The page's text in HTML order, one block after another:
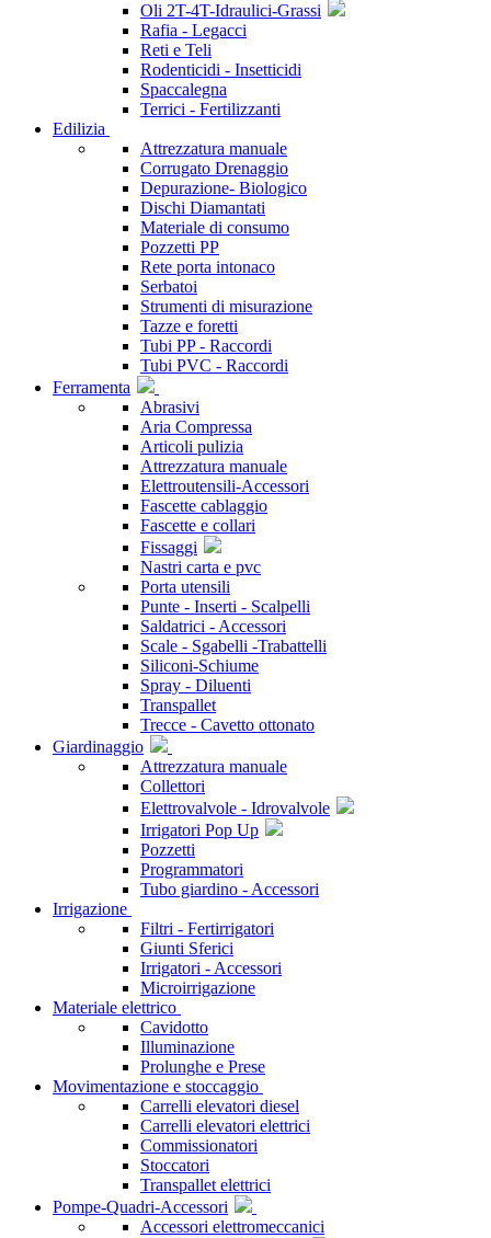
Oli 2T-4T-Idraulici-Grassi
Rafia - Legacci
Reti e Teli
Rodenticidi - Insetticidi
Spaccalegna
Terrici - Fertilizzanti
Edilizia
Attrezzatura manuale
Corrugato Drenaggio
Depurazione- Biologico
Dischi Diamantati
Materiale di consumo
Pozzetti PP
Rete porta intonaco
Serbatoi
Strumenti di misurazione
Tazze e foretti
Tubi PP - Raccordi
Tubi PVC - Raccordi
Ferramenta
Abrasivi
Aria Compressa
Articoli pulizia
Attrezzatura manuale
Elettroutensili-Accessori
Fascette cablaggio
Fascette e collari
Fissaggi
Nastri carta e pvc
Porta utensili
Punte - Inserti - Scalpelli
Saldatrici - Accessori
Scale - Sgabelli -Trabattelli
Siliconi-Schiume
Spray - Diluenti
Transpallet
Trecce - Cavetto ottonato
Giardinaggio
Attrezzatura manuale
Collettori
Elettrovalvole - Idrovalvole
Irrigatori Pop Up
Pozzetti
Programmatori
Tubo giardino - Accessori
Irrigazione
Filtri - Fertirrigatori
Giunti Sferici
Irrigatori - Accessori
Microirrigazione
Materiale elettrico
Cavidotto
Illuminazione
Prolunghe e Prese
Movimentazione e stoccaggio
Carrelli elevatori diesel
Carrelli elevatori elettrici
Commissionatori
Stoccatori
Transpallet elettrici
Pompe-Quadri-Accessori
Accessori elettromeccanici